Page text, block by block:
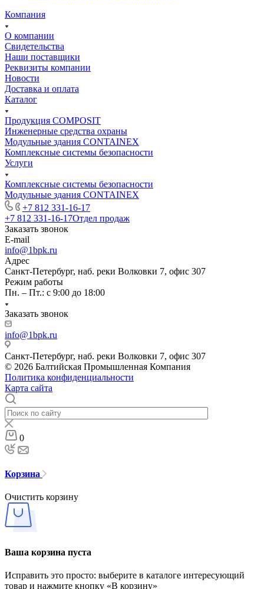
Компания
О компании
Свидетельства
Наши поставщики
Реквизиты компании
Новости
Доставка и оплата
Каталог
Продукция COMPOSIT
Инженерные средства охраны
Модульные здания CONTAINEX
Комплексные системы безопасности
Услуги
Комплексные системы безопасности
Модульные здания CONTAINEX
+7 812 331-16-17
+7 812 331-16-17Отдел продаж
Заказать звонок
E-mail
info@1bpk.ru
Адрес
Санкт-Петербург, наб. реки Волковки 7, офис 307
Режим работы
Пн. – Пт.: с 9:00 до 18:00
Заказать звонок
info@1bpk.ru
Санкт-Петербург, наб. реки Волковки 7, офис 307
© 2026 Балтийская Промышленная Компания
Политика конфиденциальности
Карта сайта
0
Корзина
Очистить корзину
Ваша корзина пуста
Исправить это просто: выберите в каталоге интересующий
товар и нажмите кнопку «В корзину»